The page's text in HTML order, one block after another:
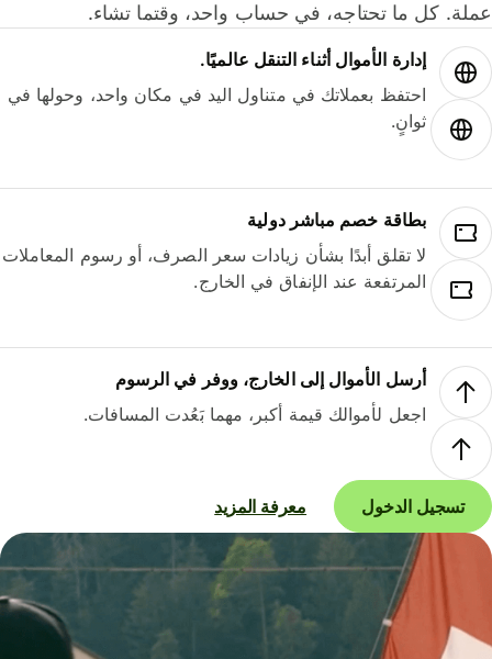
كل ما تحتاجه، في حساب واحد، وقتما تشاء.
إدارة الأموال أثناء التنقل عالميًا.
احتفظ بعملاتك في متناول اليد في مكان واحد، وحولها في
ثوانٍ.
بطاقة خصم مباشر دولية
لا تقلق أبدًا بشأن زيادات سعر الصرف، أو رسوم المعاملات
المرتفعة عند الإنفاق في الخارج.
أرسل الأموال إلى الخارج، ووفر في الرسوم
اجعل لأموالك قيمة أكبر، مهما بَعُدت المسافات.
تسجيل الدخول معرفة المزيد